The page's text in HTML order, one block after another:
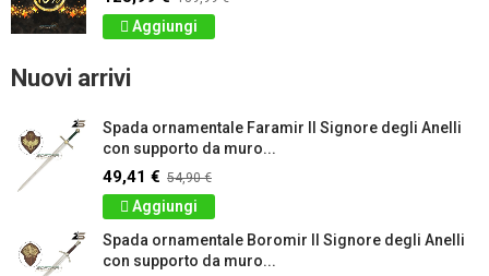
Aggiungi
Nuovi arrivi
Spada ornamentale Faramir Il Signore degli Anelli
con supporto da muro...
49,41 € 54,90 €
Aggiungi
Spada ornamentale Boromir Il Signore degli Anelli
con supporto da muro...